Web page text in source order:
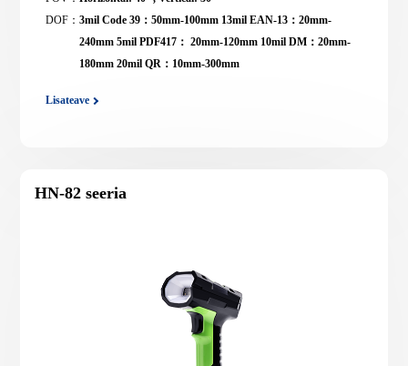
DOF：3mil Code 39：50mm-100mm 13mil EAN-13：20mm-
240mm 5mil PDF417： 20mm-120mm 10mil DM：20mm-
180mm 20mil QR：10mm-300mm
Lisateave
HN-82 seeria